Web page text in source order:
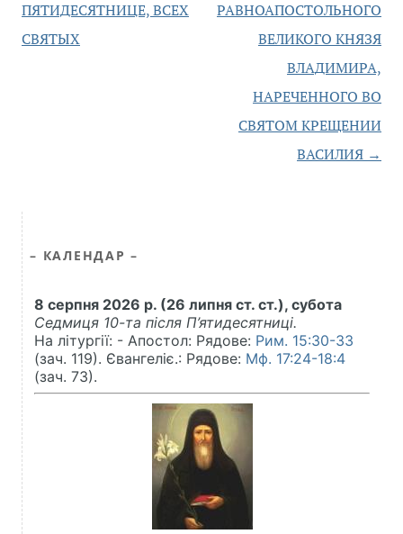
запису
ПЯТИДЕСЯТНИЦЕ, ВСЕХ
СВЯТЫХ
РАВНОАПОСТОЛЬНОГО
ВЕЛИКОГО КНЯЗЯ
ВЛАДИМИРА,
НАРЕЧЕННОГО ВО
СВЯТОМ КРЕЩЕНИИ
ВАСИЛИЯ →
– КАЛЕНДАР –